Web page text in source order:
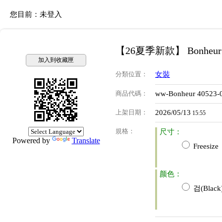
您目前： 未登入
加入到收藏匣
Powered by Translate
【26夏季新款】
分類位置 ： 女裝
商品代碼 ： ww-Bonheur 40523-
上架日期 ： 2026/05/13 15:55
規格 ：
尺寸：
Freesize
颜色：
검